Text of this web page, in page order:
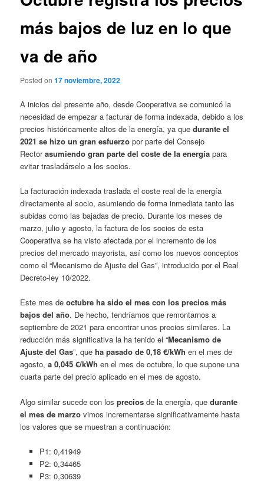
más bajos de luz en lo que
va de año
Posted on17 noviembre, 2022
A inicios del presente año, desde Cooperativa se comunicó la
necesidad de empezar a facturar de forma indexada, debido a los
precios históricamente altos de la energía, ya quedurante el
2021 se hizo un gran esfuerzopor parte del Consejo
Rectorasumiendo gran parte del coste de la energíapara
evitar trasladárselo a los socios.
La facturación indexada traslada el coste real de la energía
directamente al socio, asumiendo de forma inmediata tanto las
subidas como las bajadas de precio. Durante los meses de
marzo, julio y agosto, la factura de los socios de esta
Cooperativa se ha visto afectada por el incremento de los
precios del mercado mayorista, así como los nuevos conceptos
como el “Mecanismo de Ajuste del Gas”, introducido por el Real
Decreto-ley 10/2022.
Este mes deoctubre ha sido el mes con los precios más
bajos del año. De hecho, tendríamos que remontarnos a
septiembre de 2021 para encontrar unos precios similares. La
reducción más significativa la ha tenido el “Mecanismo de
Ajuste del Gas”, queha pasado de 0,18 €/kWhen el mes de
agosto,a 0,045 €/kWhen el mes de octubre, lo que supone una
cuarta parte del precio aplicado en el mes de agosto.
Algo similar sucede con lospreciosde la energía, quedurante
el mes de marzovimos incrementarse significativamente hasta
los valores que se muestran a continuación:
P1: 0,41949
P2: 0,34465
P3: 0,30639